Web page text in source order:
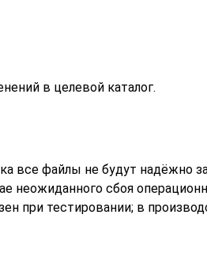
в целевой каталог.
все файлы не будут надёжно
неожиданного сбоя
при тестировании; в